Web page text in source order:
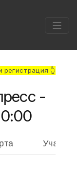
регистрация 👆
-